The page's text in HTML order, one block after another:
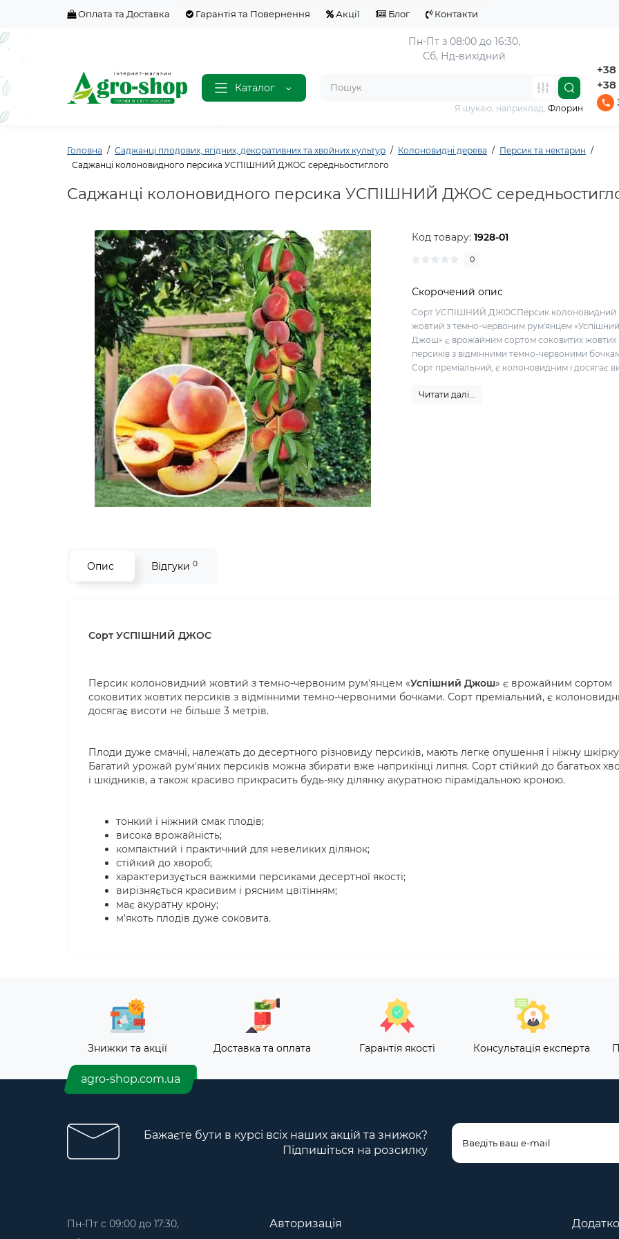
Оплата та Доставка Гарантія та Повернення Акції Блог Контакти
Каталог
Пн-Пт з 08:00 до 16:30,
Сб, Нд-вихідний
+38
+38
Я шукаю, наприклад, Флорин
Головна Саджанці плодових, ягідних, декоративних та хвойних культур Колоновидні дерева
Персик та нектарин
Саджанці колоновидного персика УСПІШНИЙ ДЖОС середньостиглого
Саджанці колоновидного персика УСПІШНИЙ ДЖОС
Код товару:1928-01
0
Скорочений опис
Сорт УСПІШНИЙ ДЖОСПерсик колоновидний
жовтий з темно-червоним рум'янцем «Успішний
Джош» є врожайним сортом соковитих жовтих
персиків з відмінними темно-червоними
Сорт преміальний, є колоновидним і досягає
Читати далі...
Опис Відгуки 0
Сорт УСПІШНИЙ ДЖОС
Персик колоновидний жовтий з темно-червоним рум'янцем «Успішний Джош» є врожайним сортом
соковитих жовтих персиків з відмінними темно-червоними бочками. Сорт преміальний, є
досягає висоти не більше 3 метрів.
Плоди дуже смачні, належать до десертного різновиду персиків, мають легке опушення і ніжну
Багатий урожай рум'яних персиків можна збирати вже наприкінці липня. Сорт стійкий до багатьох
і шкідників, а також красиво прикрасить будь-яку ділянку акуратною пірамідальною кроною.
тонкий і ніжний смак плодів;
висока врожайність;
компактний і практичний для невеликих ділянок;
стійкий до хвороб;
характеризується важкими персиками десертної якості;
вирізняється красивим і рясним цвітінням;
має акуратну крону;
м'якоть плодів дуже соковита.
Знижки та акції Доставка та оплата Гарантія якості Консультація експерта
agro-shop.com.ua
Бажаєте бути в курсі всіх наших акцій та знижок?
Підпишіться на розсилку
Пн-Пт с 09:00 до 17:30,
Авторизація